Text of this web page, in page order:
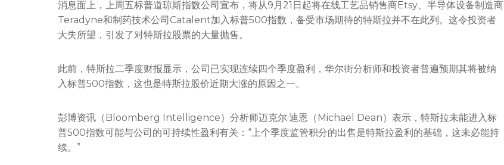
消息面上，上周五标普道琼斯指数公司宣布，将从9月21日起将在线工艺品销售商Etsy、半导体设备制造商
Teradyne和制药技术公司Catalent加入标普500指数，备受市场期待的特斯拉并不在此列。这令投资者
大失所望，引发了对特斯拉股票的大量抛售。
此前，特斯拉二季度财报显示，公司已实现连续四个季度盈利，华尔街分析师和投资者普遍预期其将被纳
入标普500指数，这也是特斯拉股价近期大涨的原因之一。
彭博资讯（Bloomberg Intelligence）分析师迈克尔·迪恩（Michael Dean）表示，特斯拉未能进入标
普500指数可能与公司的可持续性盈利有关：“上个季度监管积分的出售是特斯拉盈利的基础，这未必能持
续。”